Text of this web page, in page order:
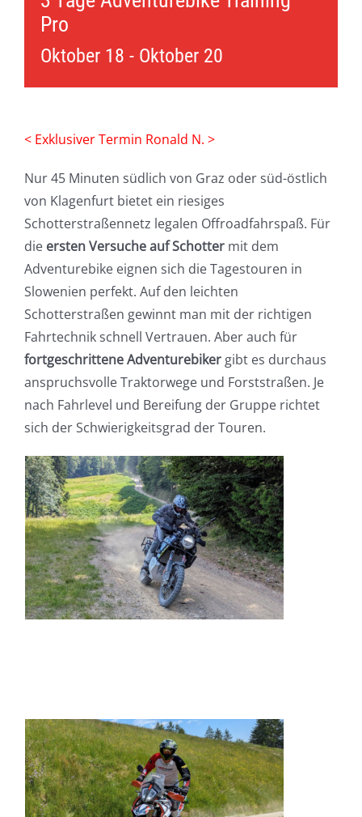
Pro
Oktober 18 - Oktober 20
< Exklusiver Termin Ronald N. >
Nur 45 Minuten südlich von Graz oder süd-östlich
von Klagenfurt bietet ein riesiges
Schotterstraßennetz legalen Offroadfahrspaß. Für
die ersten Versuche auf Schotter mit dem
Adventurebike eignen sich die Tagestouren in
Slowenien perfekt. Auf den leichten
Schotterstraßen gewinnt man mit der richtigen
Fahrtechnik schnell Vertrauen. Aber auch für
fortgeschrittene Adventurebiker gibt es durchaus
anspruchsvolle Traktorwege und Forststraßen. Je
nach Fahrlevel und Bereifung der Gruppe richtet
sich der Schwierigkeitsgrad der Touren.